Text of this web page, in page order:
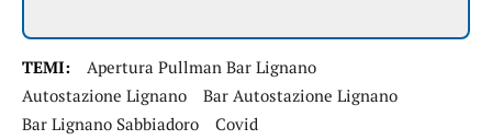
TEMI:
Apertura Pullman Bar Lignano
Autostazione Lignano
Bar Autostazione Lignano
Bar Lignano Sabbiadoro
Covid